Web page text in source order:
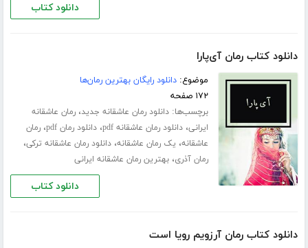
دانلود کتاب
دانلود کتاب رمان آی‌پارا
موضوع:دانلود رایگان بهترین رمان‌ها
۱۷۲ صفحه
برچسب‌ها:دانلود رمان عاشقانه جدید،رمان عاشقانه
ایرانی،دانلود رمان عاشقانه pdf ،دانلود رمان pdf ،رمان
عاشقانه، یک رمان عاشقانه،دانلود رمان عاشقانه ترکی،
رمان آذری،بهترین رمان عاشقانه ایرانی
دانلود کتاب
دانلود کتاب رمان آرزویم رویا است